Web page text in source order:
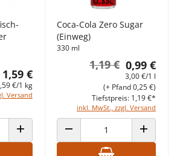
1,59 €
€/1 kg
Versand
ANZAHL ERHÖHEN
Coca-Cola Zero Sugar
(Einweg)
330 ml
0,99 €
1,19 €
3,00 €/1 l
inkl. MwSt., zzgl. Versand
(+ Pfand 0,25 €)
Tiefstpreis: 1,19 €*
ANZAHL VERRINGERN ANZAHL